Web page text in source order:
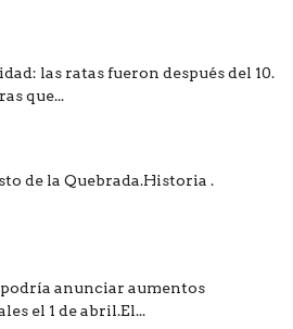
las ratas fueron después del 10.
que...
de la Quebrada.Historia .
podría anunciar aumentos
el 1 de abril.El...